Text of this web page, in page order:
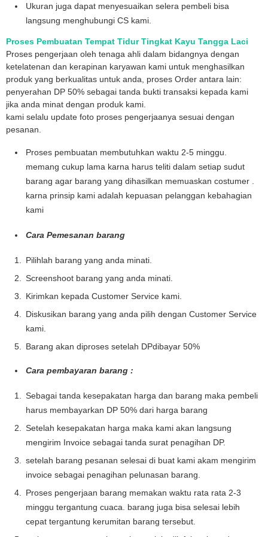
Ukuran juga dapat menyesuaikan selera pembeli bisa
langsung menghubungi CS kami.
Proses Pembuatan Tempat Tidur Tingkat Kayu Tangga Laci
Proses pengerjaan oleh tenaga ahli dalam bidangnya dengan
ketelatenan dan kerapinan karyawan kami untuk menghasilkan
produk yang berkualitas untuk anda, proses Order antara lain:
penyerahan DP 50% sebagai tanda bukti transaksi kepada kami
jika anda minat dengan produk kami.
kami selalu update foto proses pengerjaanya sesuai dengan
pesanan.
Proses pembuatan membutuhkan waktu 2-5 minggu.
memang cukup lama karna harus teliti dalam setiap sudut
barang agar barang yang dihasilkan memuaskan costumer .
karna prinsip kami adalah kepuasan pelanggan kebahagian
kami
Cara Pemesanan barang
Pilihlah barang yang anda minati.
Screenshoot barang yang anda minati.
Kirimkan kepada Customer Service kami.
Diskusikan barang yang anda pilih dengan Customer Service
kami.
Barang akan diproses setelah DPdibayar 50%
Cara pembayaran barang :
Sebagai tanda kesepakatan harga dan barang maka pembeli
harus membayarkan DP 50% dari harga barang
Setelah kesepakatan harga maka kami akan langsung
mengirim Invoice sebagai tanda surat penagihan DP.
setelah barang pesanan selesai di buat kami akam mengirim
invoice sebagai penagihan pelunasan barang.
Proses pengerjaan barang memakan waktu rata rata 2-3
minggu tergantung cuaca. barang juga bisa selesai lebih
cepat tergantung kerumitan barang tersebut.